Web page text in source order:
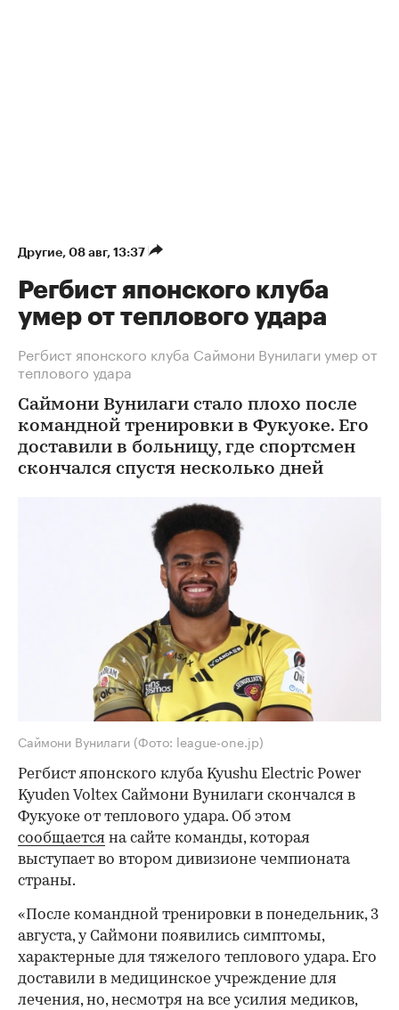
Другие⁠, 08 авг, 13:37
Регбист японского клуба
умер от теплового удара
Регбист японского клуба Саймони Вунилаги умер от
теплового удара
Саймони Вунилаги стало плохо после
командной тренировки в Фукуоке. Его
доставили в больницу, где спортсмен
скончался спустя несколько дней
Саймони Вунилаги (Фото: league-one.jp)
Регбист японского клуба Kyushu Electric Power
Kyuden Voltex Саймони Вунилаги скончался в
Фукуоке от теплового удара. Об этом
сообщается на сайте команды, которая
выступает во втором дивизионе чемпионата
страны.
«После командной тренировки в понедельник, 3
августа, у Саймони появились симптомы,
характерные для тяжелого теплового удара. Его
доставили в медицинское учреждение для
лечения, но, несмотря на все усилия медиков,